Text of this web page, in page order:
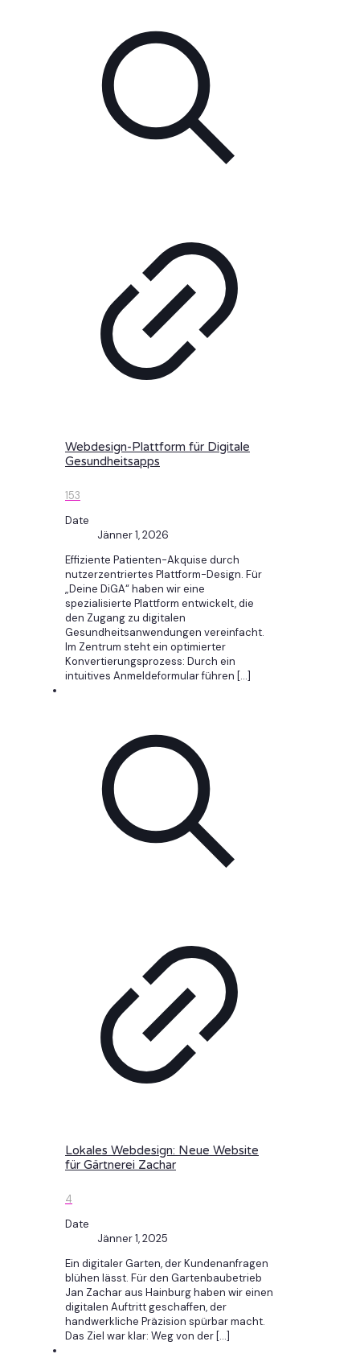
Webdesign-Plattform für Digitale
Gesundheitsapps
153
Date
Jänner 1, 2026
Effiziente Patienten-Akquise durch
nutzerzentriertes Plattform-Design. Für
„Deine DiGA“ haben wir eine
spezialisierte Plattform entwickelt, die
den Zugang zu digitalen
Gesundheitsanwendungen vereinfacht.
Im Zentrum steht ein optimierter
Konvertierungsprozess: Durch ein
intuitives Anmeldeformular führen […]
Lokales Webdesign: Neue Website
für Gärtnerei Zachar
4
Date
Jänner 1, 2025
Ein digitaler Garten, der Kundenanfragen
blühen lässt. Für den Gartenbaubetrieb
Jan Zachar aus Hainburg haben wir einen
digitalen Auftritt geschaffen, der
handwerkliche Präzision spürbar macht.
Das Ziel war klar: Weg von der […]